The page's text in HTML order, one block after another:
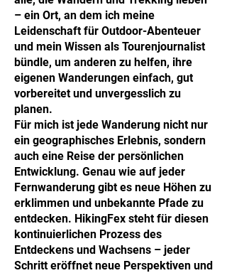
– ein Ort, an dem ich meine
Leidenschaft für Outdoor-Abenteuer
und mein Wissen als Tourenjournalist
bündle, um anderen zu helfen, ihre
eigenen Wanderungen einfach, gut
vorbereitet und unvergesslich zu
planen.
Für mich ist jede Wanderung nicht nur
ein geographisches Erlebnis, sondern
auch eine Reise der persönlichen
Entwicklung. Genau wie auf jeder
Fernwanderung gibt es neue Höhen zu
erklimmen und unbekannte Pfade zu
entdecken. HikingFex steht für diesen
kontinuierlichen Prozess des
Entdeckens und Wachsens – jeder
Schritt eröffnet neue Perspektiven und